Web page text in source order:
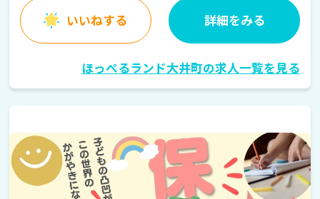
いいねする 詳細をみる
ほっぺるランド大井町の求人一覧を見る